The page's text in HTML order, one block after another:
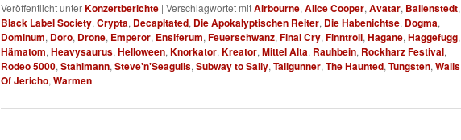
Veröffentlicht unterKonzertberichte | Verschlagwortet mitAirbourne, Alice Cooper, Avatar, Ballenstedt,
Black Label Society, Crypta, Decapitated, Die Apokalyptischen Reiter, Die Habenichtse, Dogma,
Dominum, Doro, Drone, Emperor, Ensiferum, Feuerschwanz, Final Cry, Finntroll, Hagane, Haggefugg,
Hämatom, Heavysaurus, Helloween, Knorkator, Kreator, Mittel Alta, Rauhbein, Rockharz Festival,
Rodeo 5000, Stahlmann, Steve'n'Seagulls, Subway to Sally, Tailgunner, The Haunted, Tungsten, Walls
Of Jericho, Warmen